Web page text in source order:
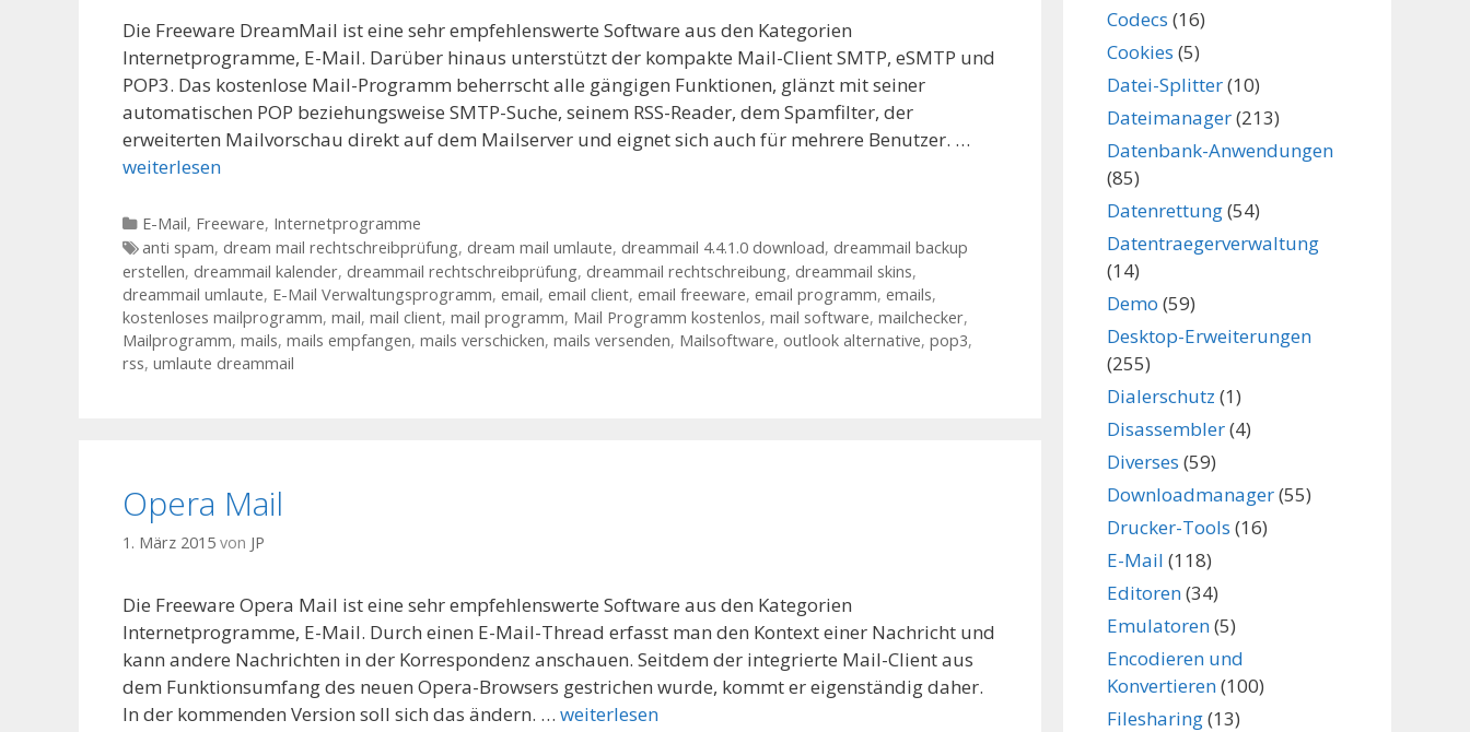
Die Freeware DreamMail ist eine sehr empfehlenswerte Software aus den Kategorien
Internetprogramme, E-Mail. Darüber hinaus unterstützt der kompakte Mail-Client SMTP, eSMTP und
POP3. Das kostenlose Mail-Programm beherrscht alle gängigen Funktionen, glänzt mit seiner
automatischen POP beziehungsweise SMTP-Suche, seinem RSS-Reader, dem Spamfilter, der
erweiterten Mailvorschau direkt auf dem Mailserver und eignet sich auch für mehrere Benutzer. …
weiterlesen
Kategorien
E-Mail, Freeware, Internetprogramme
Tags
anti spam, dream mail rechtschreibprüfung, dream mail umlaute, dreammail 4.4.1.0 download, dreammail backup
erstellen, dreammail kalender, dreammail rechtschreibprüfung, dreammail rechtschreibung, dreammail skins,
dreammail umlaute, E-Mail Verwaltungsprogramm, email, email client, email freeware, email programm, emails,
kostenloses mailprogramm, mail, mail client, mail programm, Mail Programm kostenlos, mail software, mailchecker,
Mailprogramm, mails, mails empfangen, mails verschicken, mails versenden, Mailsoftware, outlook alternative, pop3,
rss, umlaute dreammail
Opera Mail
1. März 2015 von JP
Die Freeware Opera Mail ist eine sehr empfehlenswerte Software aus den Kategorien
Internetprogramme, E-Mail. Durch einen E-Mail-Thread erfasst man den Kontext einer Nachricht und
kann andere Nachrichten in der Korrespondenz anschauen. Seitdem der integrierte Mail-Client aus
dem Funktionsumfang des neuen Opera-Browsers gestrichen wurde, kommt er eigenständig daher.
In der kommenden Version soll sich das ändern. … weiterlesen
Codecs (16)
Cookies (5)
Datei-Splitter(10)
Dateimanager(213)
Datenbank-Anwendungen
(85)
Datenrettung(54)
Datentraegerverwaltung
(14)
Demo (59)
Desktop-Erweiterungen
(255)
Dialerschutz (1)
Disassembler(4)
Diverses (59)
Downloadmanager(55)
Drucker-Tools (16)
E-Mail (118)
Editoren(34)
Emulatoren(5)
Encodieren und
Konvertieren(100)
Filesharing(13)